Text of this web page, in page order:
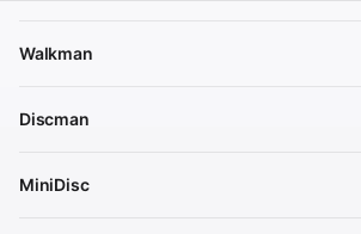
Walkman
Discman
MiniDisc